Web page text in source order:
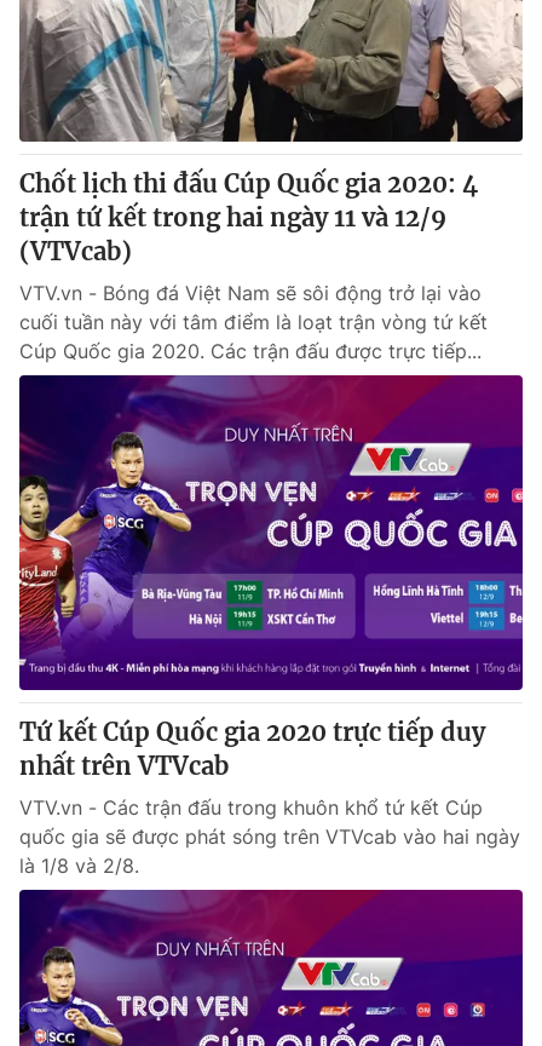
Sản phẩm
Thị trường
Tư vấn
Lịch phát sóng
Chuyên mục khác
Emagazine Podcast
Photo
Video Shorts video
VTV Money
VTV Sức khoẻ Bất động sản
Thị trường 24h Tấm lòng Việt
VTV4 Vươn mình bằng AI
VTV9 VTV8
Liên hệ tòa soạn
THỜI BÁO VTV
Theo dõi báo trên
Cơ quan chủ quản:Đài Truyền hình Việt Nam
Chốt lịch thi đấu Cúp Quốc gia 2020: 4
trận tứ kết trong hai ngày 11 và 12/9
(VTVcab)
VTV.vn - Bóng đá Việt Nam sẽ sôi động trở lại vào
cuối tuần này với tâm điểm là loạt trận vòng tứ kết
Cúp Quốc gia 2020. Các trận đấu được trực tiếp...
Tứ kết Cúp Quốc gia 2020 trực tiếp duy
nhất trên VTVcab
VTV.vn - Các trận đấu trong khuôn khổ tứ kết Cúp
quốc gia sẽ được phát sóng trên VTVcab vào hai ngày
là 1/8 và 2/8.